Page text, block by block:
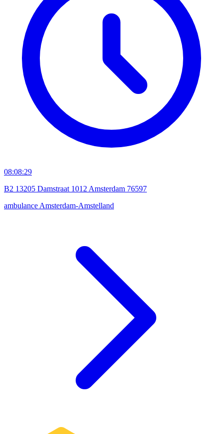
08:08:29
B2 13205 Damstraat 1012 Amsterdam 76597
ambulance Amsterdam-Amstelland